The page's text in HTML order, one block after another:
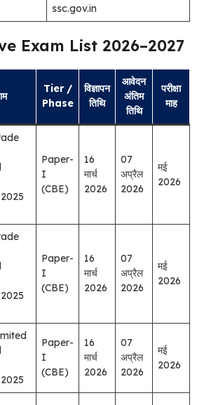
ssc.gov.in
Exam List 2026–2027
Tier /
Phase
विज्ञापन
तिथि
आवेदन
अंतिम
तिथि
परीक्षा
माह
Paper-
I
(CBE)
16
मार्च
2026
07
अप्रैल
2026
मई
2026
Paper-
I
(CBE)
16
मार्च
2026
07
अप्रैल
2026
मई
2026
Paper-
I
(CBE)
16
मार्च
2026
07
अप्रैल
2026
मई
2026